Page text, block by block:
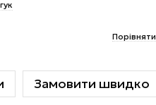
Порівняти
Замовити швидко